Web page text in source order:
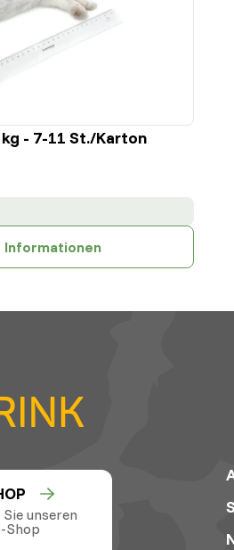
- 7-11 St./Karton
Informationen
unseren
Shop